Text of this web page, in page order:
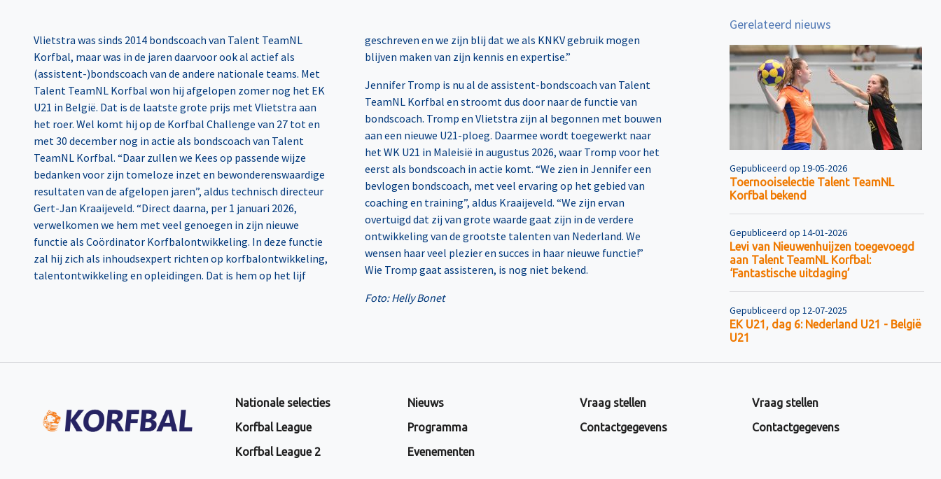
Vlietstra was sinds 2014 bondscoach van Talent TeamNL
Korfbal, maar was in de jaren daarvoor ook al actief als
(assistent-)bondscoach van de andere nationale teams. Met
Talent TeamNL Korfbal won hij afgelopen zomer nog het EK
U21 in België. Dat is de laatste grote prijs met Vlietstra aan
het roer. Wel komt hij op de Korfbal Challenge van 27 tot en
met 30 december nog in actie als bondscoach van Talent
TeamNL Korfbal. “Daar zullen we Kees op passende wijze
bedanken voor zijn tomeloze inzet en bewonderenswaardige
resultaten van de afgelopen jaren”, aldus technisch directeur
Gert-Jan Kraaijeveld. “Direct daarna, per 1 januari 2026,
verwelkomen we hem met veel genoegen in zijn nieuwe
functie als Coördinator Korfbalontwikkeling. In deze functie
zal hij zich als inhoudsexpert richten op korfbalontwikkeling,
talentontwikkeling en opleidingen. Dat is hem op het lijf
geschreven en we zijn blij dat we als KNKV gebruik mogen
blijven maken van zijn kennis en expertise.”
Jennifer Tromp is nu al de assistent-bondscoach van Talent
TeamNL Korfbal en stroomt dus door naar de functie van
bondscoach. Tromp en Vlietstra zijn al begonnen met bouwen
aan een nieuwe U21-ploeg. Daarmee wordt toegewerkt naar
het WK U21 in Maleisië in augustus 2026, waar Tromp voor het
eerst als bondscoach in actie komt. “We zien in Jennifer een
bevlogen bondscoach, met veel ervaring op het gebied van
coaching en training”, aldus Kraaijeveld. “We zijn ervan
overtuigd dat zij van grote waarde gaat zijn in de verdere
ontwikkeling van de grootste talenten van Nederland. We
wensen haar veel plezier en succes in haar nieuwe functie!”
Wie Tromp gaat assisteren, is nog niet bekend.
Foto: Helly Bonet
Gerelateerd nieuws
Gepubliceerd op 19-05-2026
Toernooiselectie Talent TeamNL
Korfbal bekend
Gepubliceerd op 14-01-2026
Levi van Nieuwenhuijzen toegevoegd
aan Talent TeamNL Korfbal:
‘Fantastische uitdaging’
Gepubliceerd op 12-07-2025
EK U21, dag 6: Nederland U21 - België
U21
Nationale selecties
Korfbal League
Korfbal League 2
Nieuws
Programma
Evenementen
Vraag stellen
Contactgegevens
Vraag stellen
Contactgegevens